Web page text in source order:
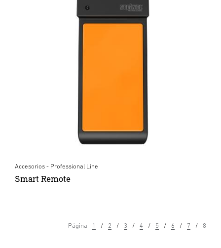
Accesorios - Professional Line
Smart Remote
Página 1 2 3 4 5 6 7 8